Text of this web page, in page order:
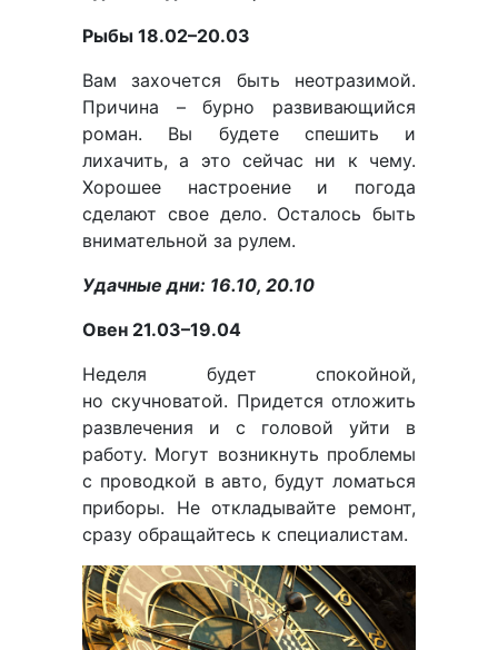
Рыбы 18.02–20.03
Вам захочется быть неотразимой.
Причина – бурно развивающийся
роман. Вы будете спешить и
лихачить, а это сейчас ни к чему.
Хорошее настроение и погода
сделают свое дело. Осталось быть
внимательной за рулем.
Удачные дни: 16.10, 20.10
Овен 21.03–19.04
Неделя будет спокойной,
но скучноватой. Придется отложить
развлечения и с головой уйти в
работу. Могут возникнуть проблемы
с проводкой в авто, будут ломаться
приборы. Не откладывайте ремонт,
сразу обращайтесь к специалистам.